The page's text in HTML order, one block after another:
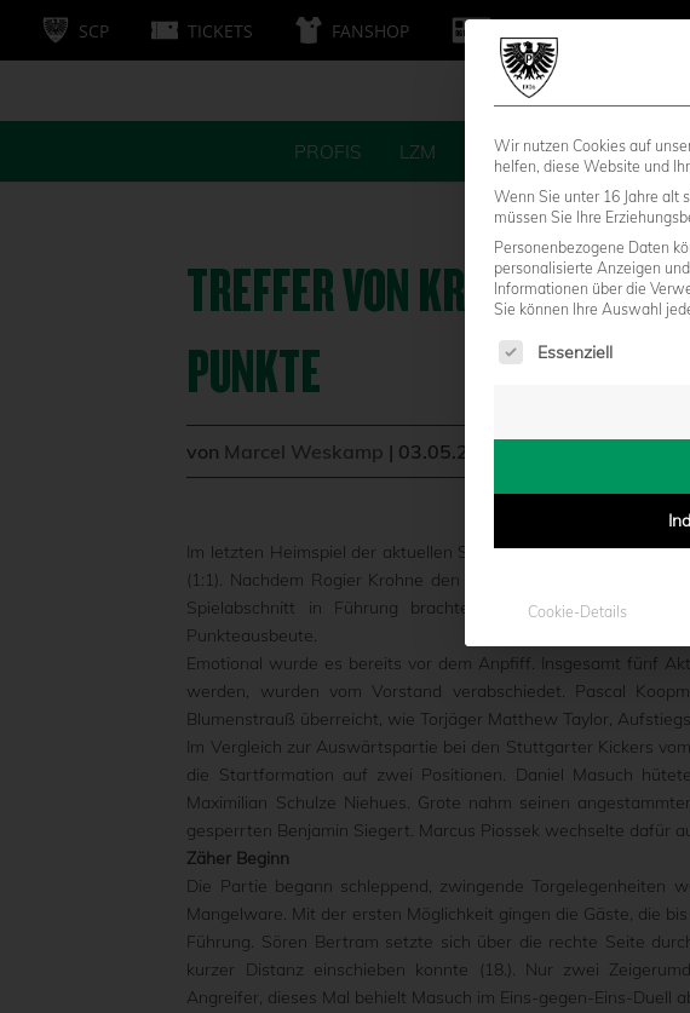
SCP TICKETS FANSHOP
PROFIS LZM FANS STADION
TREFFER VON KROHNE UND
PUNKTE
von Marcel Weskamp | 03.05.2014 - 16:00
Im letzten Heimspiel der aktuellen Spielzeit verlor der SC
(1:1). Nachdem Rogier Krohne den ersten Rückstand
Spielabschnitt in Führung brachte, sicherte sich der
Punkteausbeute.
Emotional wurde es bereits vor dem Anpfiff. Insgesamt fünf
werden, wurden vom Vorstand verabschiedet. Pascal
Blumenstrauß überreicht, wie Torjäger Matthew Taylor,
Im Vergleich zur Auswärtspartie bei den Stuttgarter Kickers
die Startformation auf zwei Positionen. Daniel Masuch
Maximilian Schulze Niehues. Grote nahm seinen
gesperrten Benjamin Siegert. Marcus Piossek wechselte dafür
Zäher Beginn
Die Partie begann schleppend, zwingende Torgelegenheiten
Mangelware. Mit der ersten Möglichkeit gingen die Gäste, die
Führung. Sören Bertram setzte sich über die rechte Seite
kurzer Distanz einschieben konnte (18.). Nur zwei
Angreifer, dieses Mal behielt Masuch im Eins-gegen-Eins-Duell
Wir nutzen Cookies auf
helfen, diese Website und
Wenn Sie unter 16 Jahre alt
müssen Sie Ihre
Personenbezogene Daten
personalisierte Anzeigen
Informationen über die
Sie können Ihre Auswahl
Es folgt eine Liste der
Essenziell
Cookie-Details